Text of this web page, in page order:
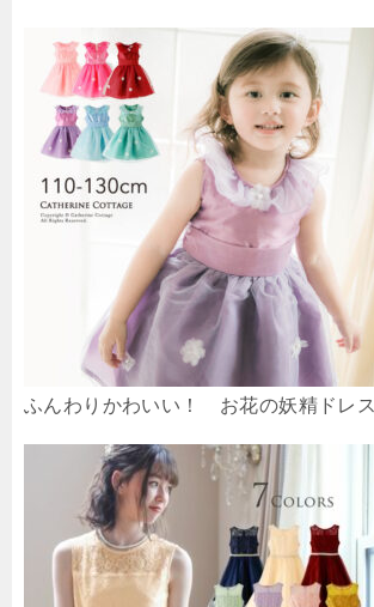
ふんわりかわいい！ お花の妖精ドレス